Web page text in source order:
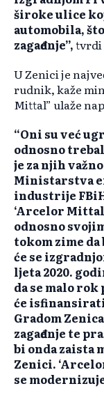
široke ulice
automobila,
zagađenje”,tvrdi
U Zenici je
rudnik, kaže
Mittal” ulaže
“Oni su već
odnosno
je za njih
Ministarstva
industrije
‘Arcelor
odnosno
tokom zime da
će se
ljeta 2020.
da se malo
će isfinansirati
Gradom
zagađenje te
bi onda zaista
Zenici.
se